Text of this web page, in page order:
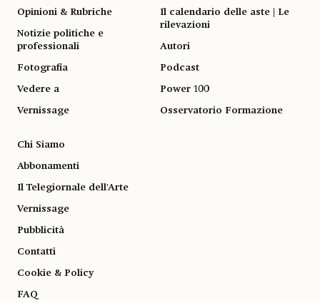
Opinioni & Rubriche
Notizie politiche e
professionali
Fotografia
Vedere a
Vernissage
Il calendario delle aste | Le
rilevazioni
Autori
Podcast
Power 100
Osservatorio Formazione
Chi Siamo
Abbonamenti
Il Telegiornale dell'Arte
Vernissage
Pubblicità
Contatti
Cookie & Policy
FAQ